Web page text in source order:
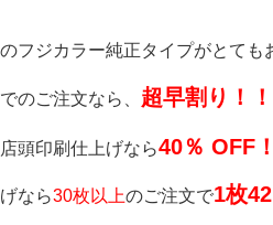
フジカラー純正タイプがとても
のご注文なら、 超早割り！！
頭印刷仕上げなら40％ OFF
なら30枚以上のご注文で1枚